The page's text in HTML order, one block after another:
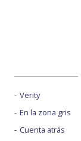
Verity
En la zona gris
Cuenta atrás